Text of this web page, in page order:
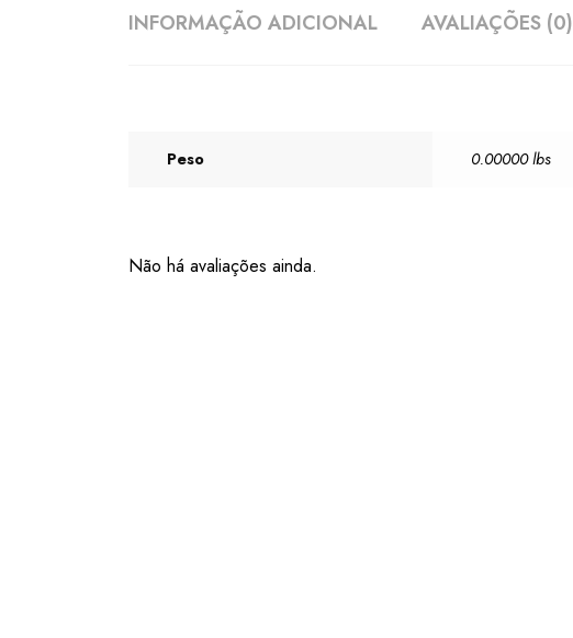
INFORMAÇÃO ADICIONAL AVALIAÇÕES (0)
Peso 0.00000 lbs
Não há avaliações ainda.